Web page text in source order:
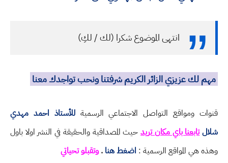
انتهى الموضوع شكرا (لك / لكِ)
مهم لك عزيزي الزائر الكريم شرفتنا ونحب تواجدك معنا
قنوات ومواقع التواصل الاجتماعي الرسميةللأستاذ احمد مهدي
شلالتابعنا باي مكان تريدحيث المصداقية والحقيقة في النشر اولا باول
وهذه هي المواقع الرسمية : اضغط هنا .وتقبلو تحياتي